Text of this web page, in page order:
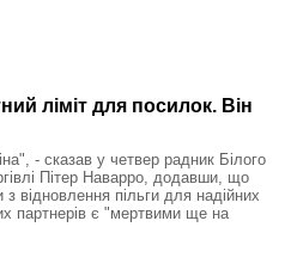
ліміт для посилок. Він
- сказав у четвер радник Білого
Пітер Наварро, додавши, що
з відновлення пільги для надійних
партнерів є "мертвими ще на